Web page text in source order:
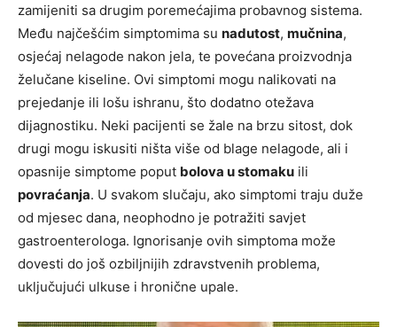
zamijeniti sa drugim poremećajima probavnog sistema.
Među najčešćim simptomima su nadutost, mučnina,
osjećaj nelagode nakon jela, te povećana proizvodnja
želučane kiseline. Ovi simptomi mogu nalikovati na
prejedanje ili lošu ishranu, što dodatno otežava
dijagnostiku. Neki pacijenti se žale na brzu sitost, dok
drugi mogu iskusiti ništa više od blage nelagode, ali i
opasnije simptome poput bolova u stomaku ili
povraćanja. U svakom slučaju, ako simptomi traju duže
od mjesec dana, neophodno je potražiti savjet
gastroenterologa. Ignorisanje ovih simptoma može
dovesti do još ozbiljnijih zdravstvenih problema,
uključujući ulkuse i hronične upale.